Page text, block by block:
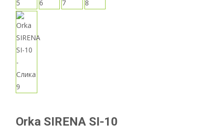
Orka SIRENA SI-10